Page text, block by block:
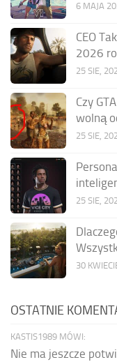
6 MAJA
CEO
2026
25 SIE,
Czy
wolną
25 SIE,
25 SIE,
30
OSTATNIE
KASTIS1989 MÓWI:
Nie ma jeszcze